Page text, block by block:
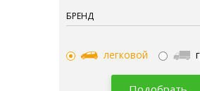
БРЕНД
легковой